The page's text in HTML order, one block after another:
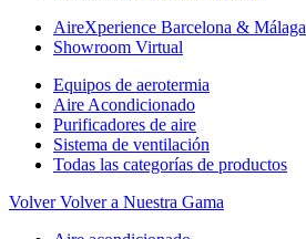
AireXperience Barcelona & Málaga
Showroom Virtual
Equipos de aerotermia
Aire Acondicionado
Purificadores de aire
Sistema de ventilación
Todas las categorías de productos
Volver Volver a Nuestra Gama